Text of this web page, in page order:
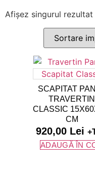
Afișez singurul rezultat
SCAPITAT
TRAVERTIN
CLASSIC
CM
920,00 Lei
ADAUGĂ ÎN